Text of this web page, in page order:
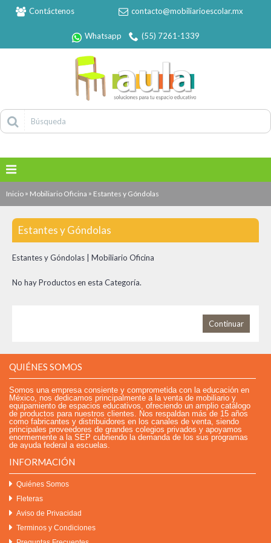
Contáctenos contacto@mobiliarioescolar.mx
Whatsapp (55) 7261-1339
Inicio » Mobiliario Oficina » Estantes y Góndolas
Estantes y Góndolas
Estantes y Góndolas | Mobiliario Oficina
No hay Productos en esta Categoría.
Continuar
QUIÉNES SOMOS
Somos una empresa consiente y comprometida con la educación en
México, nos dedicamos principalmente a la venta de mobiliario y
equipamiento de espacios educativos, ofreciendo un amplio catálogo
de productos para nuestros clientes. Nos respaldan más de 15 años
como fabricantes y distribuidores en los canales de venta, siendo
principales proveedores de grandes colegios privados y apoyamos
enormemente a la SEP cubriendo la demanda de los sus programas
de ayuda federal a escuelas.
INFORMACIÓN
Quiénes Somos
Fleteras
Aviso de Privacidad
Terminos y Condiciones